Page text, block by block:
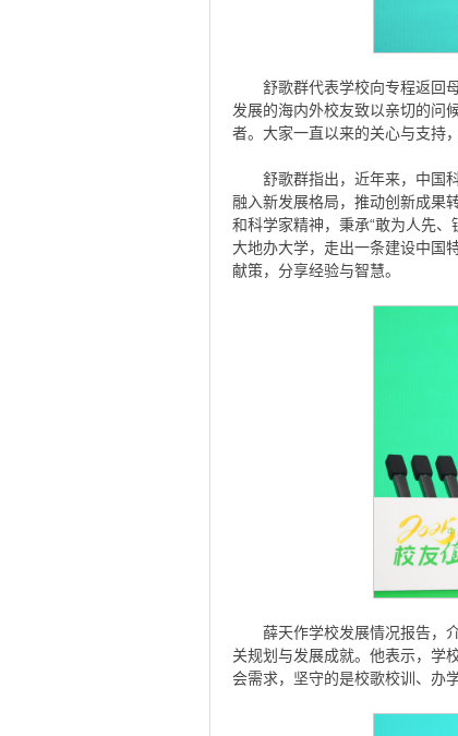
舒歌群代表学校向专程返回
发展的海内外校友致以亲切的问
者。大家一直以来的关心与支持
舒歌群指出，近年来，中国
融入新发展格局，推动创新成果
和科学家精神，秉承“敢为人先
大地办大学，走出一条建设中国
献策，分享经验与智慧。
薛天作学校发展情况报告，
关规划与发展成就。他表示，学
会需求，坚守的是校歌校训、办